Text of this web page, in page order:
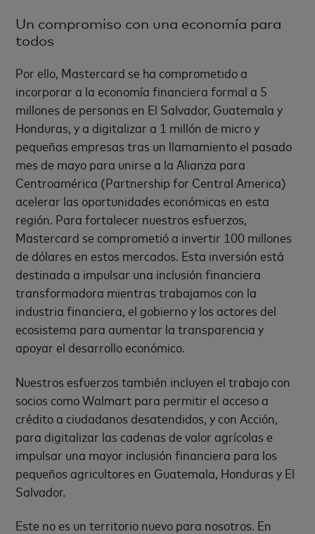
Un compromiso con una economía para
todos
Por ello, Mastercard se ha comprometido a
incorporar a la economía financiera formal a 5
millones de personas en El Salvador, Guatemala y
Honduras, y a digitalizar a 1 millón de micro y
pequeñas empresas tras un llamamiento el pasado
mes de mayo para unirse a la Alianza para
Centroamérica (Partnership for Central America)
acelerar las oportunidades económicas en esta
región. Para fortalecer nuestros esfuerzos,
Mastercard se comprometió a invertir 100 millones
de dólares en estos mercados. Esta inversión está
destinada a impulsar una inclusión financiera
transformadora mientras trabajamos con la
industria financiera, el gobierno y los actores del
ecosistema para aumentar la transparencia y
apoyar el desarrollo económico.
Nuestros esfuerzos también incluyen el trabajo con
socios como Walmart para permitir el acceso a
crédito a ciudadanos desatendidos, y con Acción,
para digitalizar las cadenas de valor agrícolas e
impulsar una mayor inclusión financiera para los
pequeños agricultores en Guatemala, Honduras y El
Salvador.
Este no es un territorio nuevo para nosotros. En